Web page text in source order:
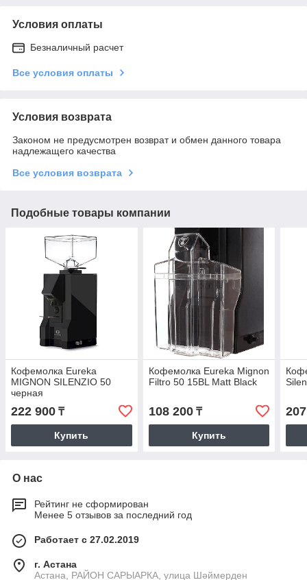
Условия оплаты
Безналичный расчет
Все условия оплаты
Условия возврата
Законом не предусмотрен возврат и обмен данного товара
надлежащего качества
Все условия возврата
Подобные товары компании
Кофемолка Eureka
MIGNON SILENZIO 50
черная
222 900 ₸
Купить
Кофемолка Eureka Mignon
Filtro 50 15BL Matt Black
108 200₸
Купить
О нас
Рейтинг не сформирован
Менее 5 отзывов за последний год
Работает с 27.02.2019
г. Астана
Астана, РАЙОН САРЫАРКА, улица Шәймерден